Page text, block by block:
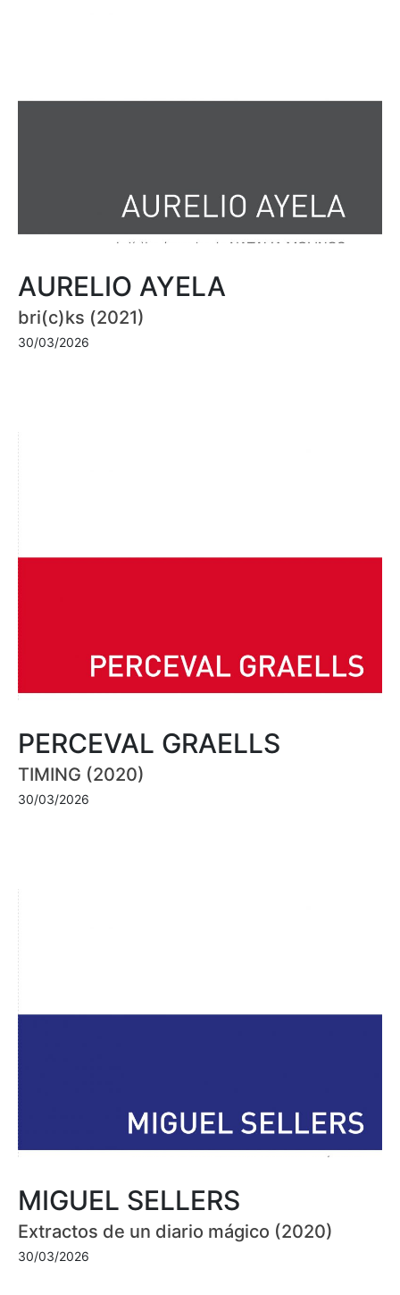
AURELIO AYELA
bri(c)ks (2021)
30/03/2026
PERCEVAL GRAELLS
TIMING (2020)
30/03/2026
MIGUEL SELLERS
Extractos de un diario mágico (2020)
30/03/2026